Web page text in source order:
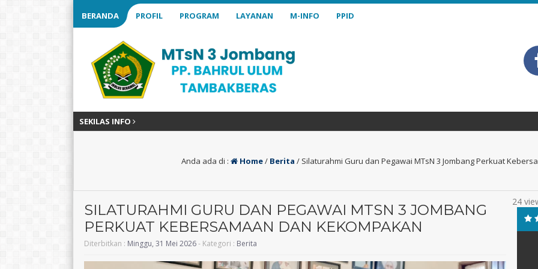
BERANDA PROFIL PROGRAM LAYANAN M-INFO PPID
SEKILAS INFO
Anda ada di : Home/ Berita / Silaturahmi Guru dan Pegawai MTsN 3 Jombang Perkuat
SILATURAHMI GURU DAN PEGAWAI MTSN 3 JOMBANG
PERKUAT KEBERSAMAAN DAN KEKOMPAKAN
Diterbitkan : Minggu, 31 Mei 2026- Kategori : Berita
24